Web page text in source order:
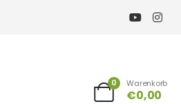
0 Warenkorb
€0,00